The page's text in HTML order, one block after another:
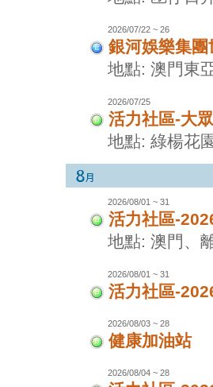
2026/07/22 ~ 26
銀河娛樂集
地點: 澳門東
2026/07/25
活力社區-大
地點: 綠楊花
2026/08/01 ~ 31
活力社區-
地點: 澳門、
2026/08/01 ~ 31
活力社區-
2026/08/03 ~ 28
健康加油站
2026/08/04 ~ 28